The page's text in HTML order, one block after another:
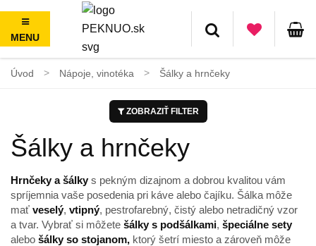
MENU
Doprava zadarmo nad 50€, jednoduché vrátenie do 100 dní
Úvod Nápoje, vinotéka Šálky a hrnčeky
ZOBRAZIŤ FILTER
Šálky a hrnčeky
Hrnčeky a šálky s pekným dizajnom a dobrou kvalitou vám
spríjemnia vaše posedenia pri káve alebo čajíku. Šálka môže
mať veselý, vtipný, pestrofarebný, čistý alebo netradičný vzor
a tvar. Vybrať si môžete šálky s podšálkami, špeciálne sety
alebo šálky so stojanom, ktorý šetrí miesto a zároveň môže